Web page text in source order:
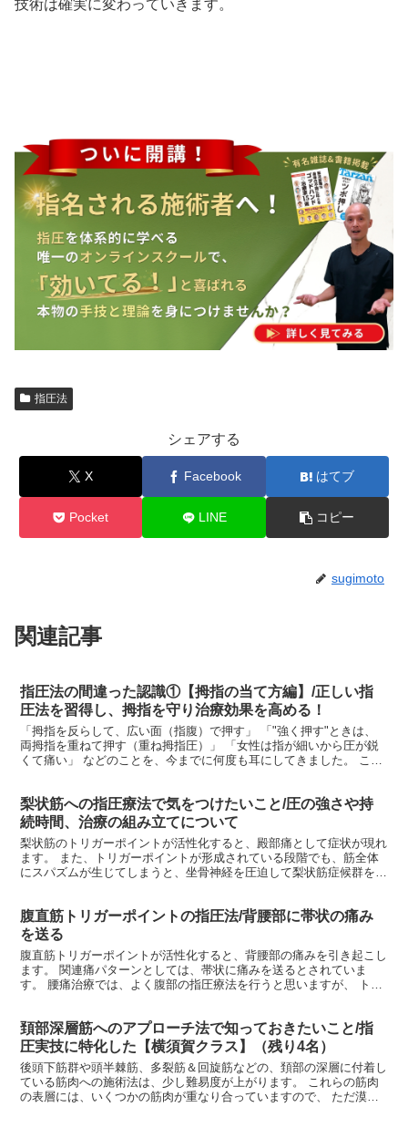
技術は確実に変わっていきます。
指圧法
シェアする
X Facebook はてブ
Pocket LINE コピー
sugimoto
関連記事
指圧法の間違った認識①【拇指の当て方編】/正しい指
圧法を習得し、拇指を守り治療効果を高める！
「拇指を反らして、広い面（指腹）で押す」 「"強く押す"ときは、
両拇指を重ねて押す（重ね拇指圧）」 「女性は指が細いから圧が鋭
くて痛い」 などのことを、今までに何度も耳にしてきました。 これ
梨状筋への指圧療法で気をつけたいこと/圧の強さや持
続時間、治療の組み立てについて
梨状筋のトリガーポイントが活性化すると、殿部痛として症状が現れ
ます。 また、トリガーポイントが形成されている段階でも、筋全体
にスパズムが生じてしまうと、坐骨神経を圧迫して梨状筋症候群を引
腹直筋トリガーポイントの指圧法/背腰部に帯状の痛み
を送る
腹直筋トリガーポイントが活性化すると、背腰部の痛みを引き起こし
ます。 関連痛パターンとしては、帯状に痛みを送るとされていま
す。 腰痛治療では、よく腹部の指圧療法を行うと思いますが、 トリ
頚部深層筋へのアプローチ法で知っておきたいこと/指
圧実技に特化した【横須賀クラス】（残り4名）
後頭下筋群や頭半棘筋、多裂筋＆回旋筋などの、頚部の深層に付着し
ている筋肉への施術法は、少し難易度が上がります。 これらの筋肉
の表層には、いくつかの筋肉が重なり合っていますので、 ただ漠然